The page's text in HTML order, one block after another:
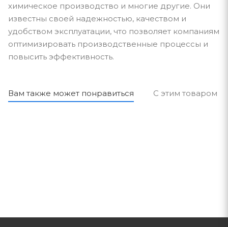
химическое производство и многие другие. Они
известны своей надежностью, качеством и
удобством эксплуатации, что позволяет компаниям
оптимизировать производственные процессы и
повысить эффективность.
Вам также может понравиться С этим товаром